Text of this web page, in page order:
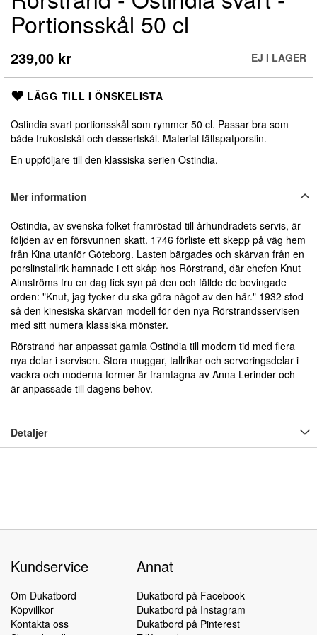
Portionsskål 50 cl
239,00 kr EJ I LAGER
LÄGG TILL I ÖNSKELISTA
Ostindia svart portionsskål som rymmer 50 cl. Passar bra som
både frukostskål och dessertskål. Material fältspatporslin.
En uppföljare till den klassiska serien Ostindia.
till
början
av
bildgalleriet
Mer information
Ostindia, av svenska folket framröstad till århundradets servis, är
följden av en försvunnen skatt. 1746 förliste ett skepp på väg hem
från Kina utanför Göteborg. Lasten bärgades och skärvan från en
porslinstallrik hamnade i ett skåp hos Rörstrand, där chefen Knut
Almströms fru en dag fick syn på den och fällde de bevingade
orden: "Knut, jag tycker du ska göra något av den här." 1932 stod
så den kinesiska skärvan modell för den nya Rörstrandsservisen
med sitt numera klassiska mönster.
Rörstrand har anpassat gamla Ostindia till modern tid med flera
nya delar i servisen. Stora muggar, tallrikar och serveringsdelar i
vackra och moderna former är framtagna av Anna Lerinder och
är anpassade till dagens behov.
Detaljer
Kundservice
Om Dukatbord
Köpvillkor
Kontakta oss
Annat
Dukatbord på Facebook
Dukatbord på Instagram
Dukatbord på Pinterest